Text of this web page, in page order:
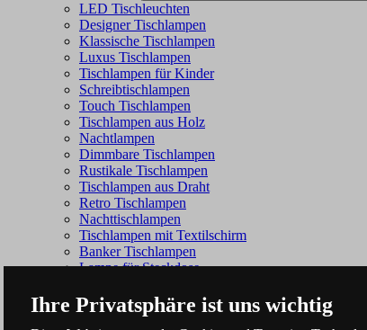
LED Tischleuchten
Designer Tischlampen
Klassische Tischlampen
Luxus Tischlampen
Tischlampen für Kinder
Schreibtischlampen
Touch Tischlampen
Tischlampen aus Holz
Nachtlampen
Dimmbare Tischlampen
Rustikale Tischlampen
Tischlampen aus Draht
Retro Tischlampen
Nachttischlampen
Tischlampen mit Textilschirm
Banker Tischlampen
Lampe für Steckdose
Ihre Privatsphäre ist uns wichtig